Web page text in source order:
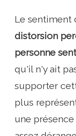
Le sentiment
distorsion
personne
qu'il n'y ait
supporter
plus
une